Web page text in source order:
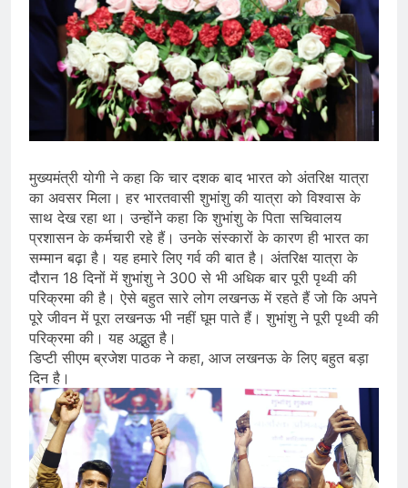
मुख्यमंत्री योगी ने कहा कि चार दशक बाद भारत को अंतरिक्ष यात्रा
का अवसर मिला। हर भारतवासी शुभांशु की यात्रा को विश्वास के
साथ देख रहा था। उन्होंने कहा कि शुभांशु के पिता सचिवालय
प्रशासन के कर्मचारी रहे हैं। उनके संस्कारों के कारण ही भारत का
सम्मान बढ़ा है। यह हमारे लिए गर्व की बात है। अंतरिक्ष यात्रा के
दौरान 18 दिनों में शुभांशु ने 300 से भी अधिक बार पूरी पृथ्वी की
परिक्रमा की है। ऐसे बहुत सारे लोग लखनऊ में रहते हैं जो कि अपने
पूरे जीवन में पूरा लखनऊ भी नहीं घूम पाते हैं। शुभांशु ने पूरी पृथ्वी की
परिक्रमा की। यह अद्भुत है।
डिप्टी सीएम ब्रजेश पाठक ने कहा, आज लखनऊ के लिए बहुत बड़ा
दिन है।